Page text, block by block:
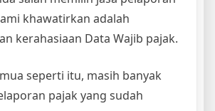
khawatirkan adalah
kerahasiaan Data Wajib pajak.
seperti itu, masih banyak
pajak yang sudah